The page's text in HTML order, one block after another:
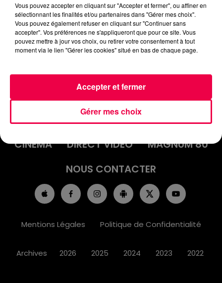
INFOS
AGENDA
JEUX
PODCASTS
CINÉMA
DIRECT VIDÉO
MAGNUM 80
NOUS CONTACTER
Mentions Légales Politique de Confidentialité
Archives 2026 2025 2024 2023 2022
Vous pouvez accepter en cliquant sur "Accepter et fermer", ou affiner en
sélectionnant les finalités et/ou partenaires dans "Gérer mes choix".
Vous pouvez également refuser en cliquant sur "Continuer sans
accepter". Vos préférences ne s'appliqueront que pour ce site. Vous
pouvez mettre à jour vos choix, ou retirer votre consentement à tout
moment via le lien "Gérer les cookies" situé en bas de chaque page.
Gérer mes choix
Accepter et fermer